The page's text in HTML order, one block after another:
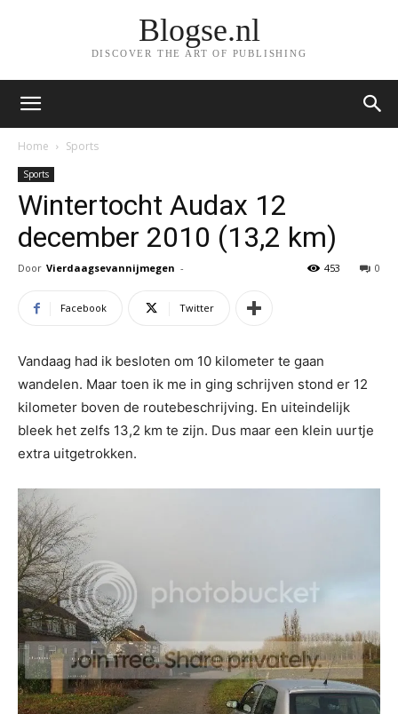
Blogse.nl
DISCOVER THE ART OF PUBLISHING
Home Sports
Sports
Wintertocht Audax 12
december 2010 (13,2 km)
Door Vierdaagsevannijmegen - 0
453
Facebook Twitter
Vandaag had ik besloten om 10 kilometer te gaan
wandelen. Maar toen ik me in ging schrijven stond er 12
kilometer boven de routebeschrijving. En uiteindelijk
bleek het zelfs 13,2 km te zijn. Dus maar een klein uurtje
extra uitgetrokken.